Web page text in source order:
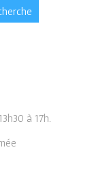
à 17h.